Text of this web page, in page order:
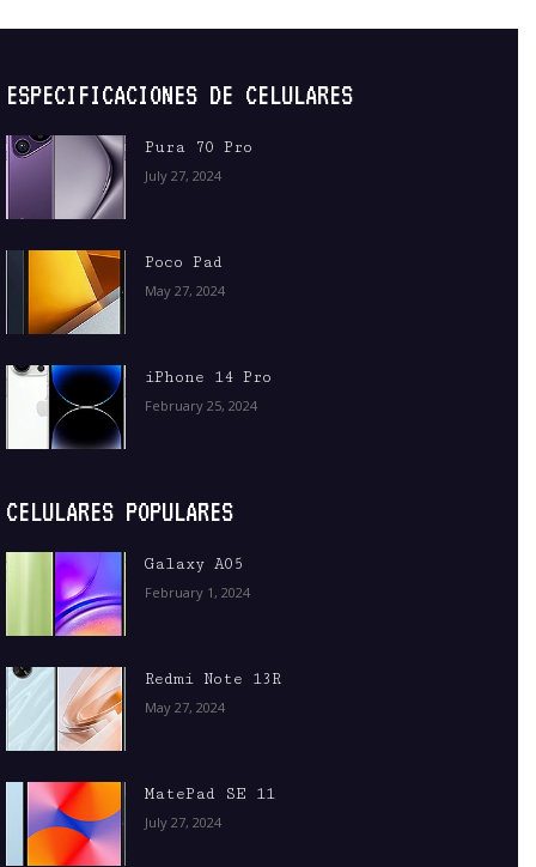
ESPECIFICACIONES DE CELULARES
Pura 70 Pro
July 27, 2024
Poco Pad
May 27, 2024
iPhone 14 Pro
February 25, 2024
CELULARES POPULARES
Galaxy A05
February 1, 2024
Redmi Note 13R
May 27, 2024
MatePad SE 11
July 27, 2024